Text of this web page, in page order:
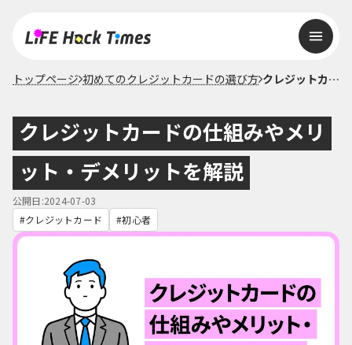
トップページ 初めてのクレジットカードの選び方 クレジットカードの仕組みやメリット・デメリットを解説
クレジットカードの仕組みやメリ
ット・デメリットを解説
公開日:2024-07-03
クレジットカード
初心者